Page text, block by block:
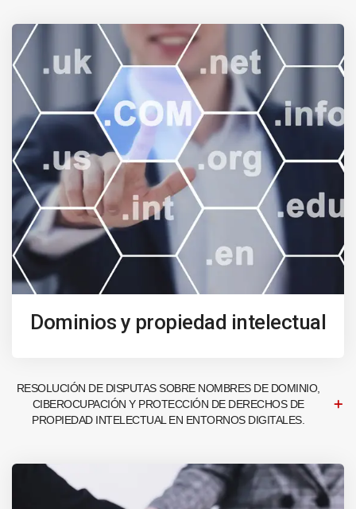
Dominios y propiedad intelectual
RESOLUCIÓN DE DISPUTAS SOBRE NOMBRES DE DOMINIO,
CIBEROCUPACIÓN Y PROTECCIÓN DE DERECHOS DE
PROPIEDAD INTELECTUAL EN ENTORNOS DIGITALES.